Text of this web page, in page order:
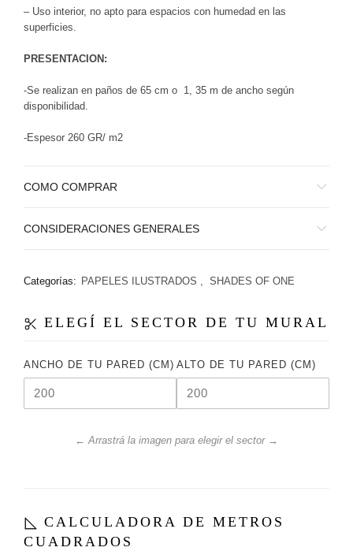
– Uso interior, no apto para espacios con humedad en las
superficies.
PRESENTACION:
-Se realizan en paños de 65 cm o 1, 35 m de ancho según
disponibilidad.
-Espesor 260 GR/ m2
COMO COMPRAR
CONSIDERACIONES GENERALES
Categorías: PAPELES ILUSTRADOS SHADES OF ONE
ELEGÍ EL SECTOR DE TU MURAL
ANCHO DE TU PARED (CM) ALTO DE TU PARED (CM)
← Arrastrá la imagen para elegir el sector →
CALCULADORA DE METROS
CUADRADOS